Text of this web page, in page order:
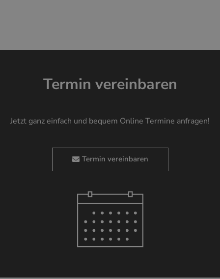
Termin vereinbaren
Jetzt ganz einfach und bequem Online Termine anfragen!
Termin vereinbaren